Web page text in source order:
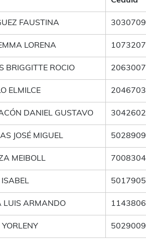
FAUSTINA
LORENA
BRIGGITTE ROCIO
ELMILCE
DANIEL GUSTAVO
JOSÉ MIGUEL
MEIBOLL
ISABEL
LUIS ARMANDO